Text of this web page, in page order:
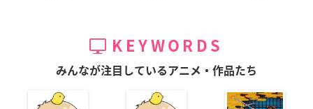
KEYWORDS
みんなが注目しているアニメ・作品たち